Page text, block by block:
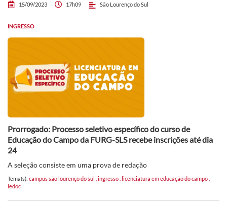
15/09/2023 17h09 São Lourenço do Sul
INGRESSO
Prorrogado: Processo seletivo específico do curso de
Educação do Campo da FURG-SLS recebe inscrições até dia
24
A seleção consiste em uma prova de redação
Tema(s): campus são lourenço do sul ingresso licenciatura em educação do campo
ledoc